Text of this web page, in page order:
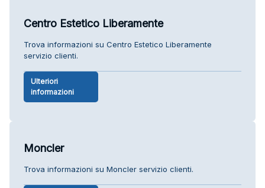
Centro Estetico Liberamente
Trova informazioni su Centro Estetico Liberamente
servizio clienti.
Ulteriori
informazioni
Moncler
Trova informazioni su Moncler servizio clienti.